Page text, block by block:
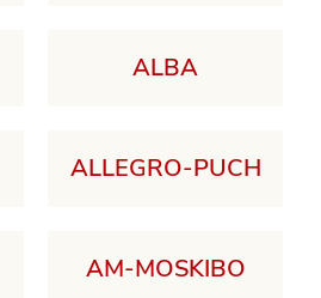
ALBA
ALLEGRO-PUCH
AM-MOSKIBO